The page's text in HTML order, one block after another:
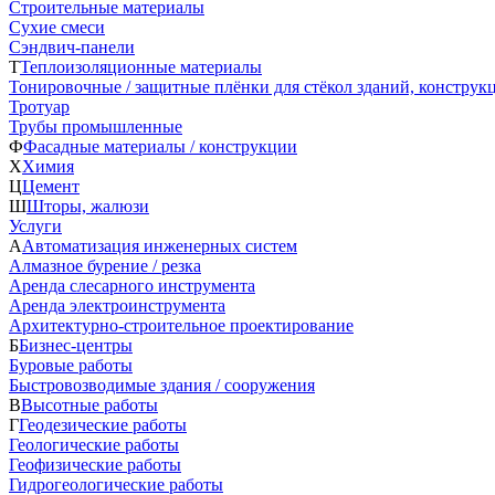
Строительные материалы
Сухие смеси
Сэндвич-панели
ТТеплоизоляционные материалы
Тонировочные / защитные плёнки для стёкол зданий,
Тротуар
Трубы промышленные
ФФасадные материалы / конструкции
ХХимия
ЦЦемент
ШШторы, жалюзи
Услуги
ААвтоматизация инженерных систем
Алмазное бурение / резка
Аренда слесарного инструмента
Аренда электроинструмента
Архитектурно-строительное проектирование
ББизнес-центры
Буровые работы
Быстровозводимые здания / сооружения
ВВысотные работы
ГГеодезические работы
Геологические работы
Геофизические работы
Гидрогеологические работы